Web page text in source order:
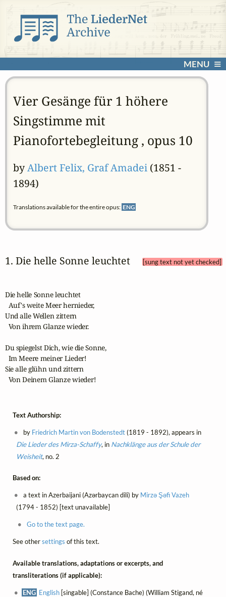
MENU
Vier Gesänge für 1 höhere
Singstimme mit
Pianofortebegleitung , opus 10
byAlbert Felix, Graf Amadei(1851 -
1894)
Translations available for the entire opus: ENG
1. Die helle Sonne leuchtet [sung text not yet checked]
Die helle Sonne leuchtet
  Auf's weite Meer hernieder,
Und alle Wellen zittern
  Von ihrem Glanze wieder.
Du spiegelst Dich, wie die Sonne,
  Im Meere meiner Lieder!
Sie alle glühn und zittern
  Von Deinem Glanze wieder!
Text Authorship:
by Friedrich Martin von Bodenstedt(1819 - 1892), appears in
Die Lieder des Mirza-Schaffy, in Nachklänge aus der Schule der
Weisheit, no. 2
Based on:
a text in Azerbaijani (Azərbaycan dili) by Mirzə Şəfi Vazeh
(1794 - 1852) [text unavailable]
Go to the text page.
See othersettings of this text.
Available translations, adaptations or excerpts, and
transliterations (if applicable):
ENG English [singable] (Constance Bache) (William Stigand, né